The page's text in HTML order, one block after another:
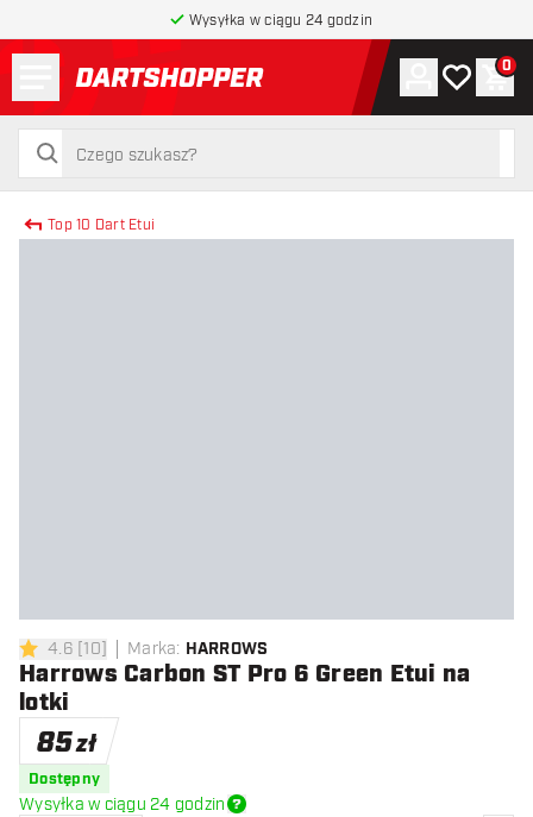
Wysyłka w ciągu 24 godzin
powrót do strony głównej
szukaj
szukaj
Konto
Moja lista
0
Top 10 Dart Etui
4.6 gwiazdki oceny
4.6 [10] Marka: HARROWS
Harrows Carbon ST Pro 6 Green Etui na
lotki
85zł
Dostępny
Wysyłka w ciągu 24 godzin